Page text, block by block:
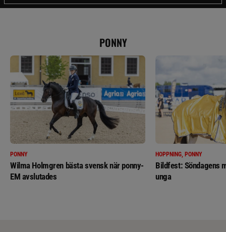
PONNY
PONNY
Wilma Holmgren bästa svensk när ponny-
EM avslutades
HOPPNING, PONNY
Bildfest: Söndagens
unga